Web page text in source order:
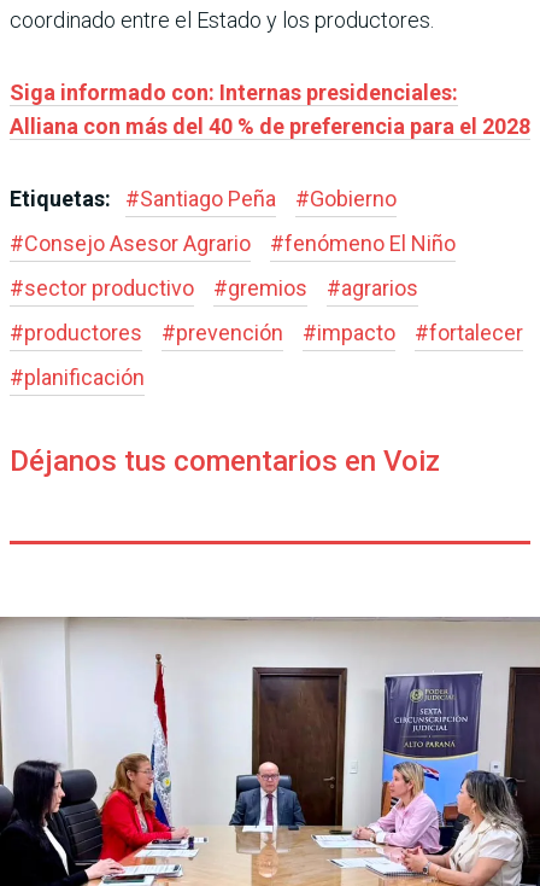
coordinado entre el Estado y los productores.
Siga informado con: Internas presidenciales:
Alliana con más del 40 % de preferencia para el 2028
Etiquetas: #Santiago Peña #Gobierno
#Consejo Asesor Agrario #fenómeno El Niño
#sector productivo #gremios #agrarios
#productores #prevención #impacto #fortalecer
#planificación
Déjanos tus comentarios en Voiz